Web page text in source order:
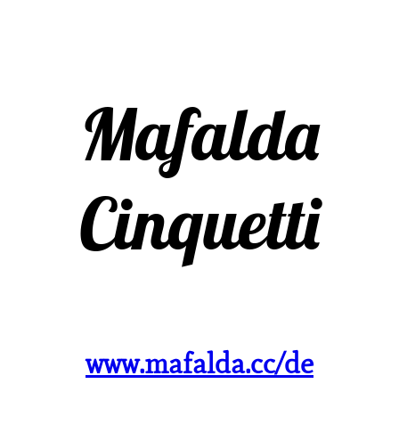
Mafalda
Cinquetti
www.mafalda.cc/de